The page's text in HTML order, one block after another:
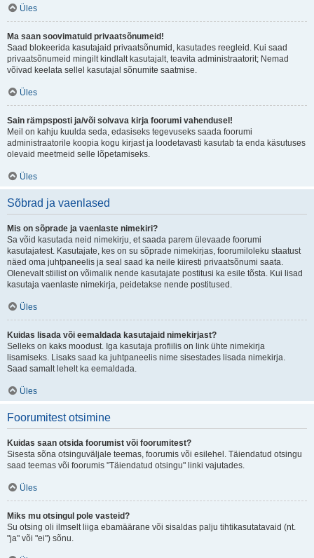
Üles
Ma saan soovimatuid privaatsõnumeid!
Saad blokeerida kasutajaid privaatsõnumid, kasutades reegleid. Kui saad
privaatsõnumeid mingilt kindlalt kasutajalt, teavita administraatorit; Nemad
võivad keelata sellel kasutajal sõnumite saatmise.
Üles
Sain rämpsposti ja/või solvava kirja foorumi vahendusel!
Meil on kahju kuulda seda, edasiseks tegevuseks saada foorumi
administraatorile koopia kogu kirjast ja loodetavasti kasutab ta enda käsutuses
olevaid meetmeid selle lõpetamiseks.
Üles
Sõbrad ja vaenlased
Mis on sõprade ja vaenlaste nimekiri?
Sa võid kasutada neid nimekirju, et saada parem ülevaade foorumi
kasutajatest. Kasutajate, kes on su sõprade nimekirjas, foorumiloleku staatust
näed oma juhtpaneelis ja seal saad ka neile kiiresti privaatsõnumi saata.
Olenevalt stiilist on võimalik nende kasutajate postitusi ka esile tõsta. Kui lisad
kasutaja vaenlaste nimekirja, peidetakse nende postitused.
Üles
Kuidas lisada või eemaldada kasutajaid nimekirjast?
Selleks on kaks moodust. Iga kasutaja profiilis on link ühte nimekirja
lisamiseks. Lisaks saad ka juhtpaneelis nime sisestades lisada nimekirja.
Saad samalt lehelt ka eemaldada.
Üles
Foorumitest otsimine
Kuidas saan otsida foorumist või foorumitest?
Sisesta sõna otsinguväljale teemas, foorumis või esilehel. Täiendatud otsingu
saad teemas või foorumis "Täiendatud otsingu" linki vajutades.
Üles
Miks mu otsingul pole vasteid?
Su otsing oli ilmselt liiga ebamäärane või sisaldas palju tihtikasutatavaid (nt.
"ja" või "ei") sõnu.